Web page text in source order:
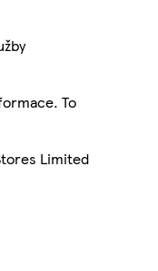
To
Limited